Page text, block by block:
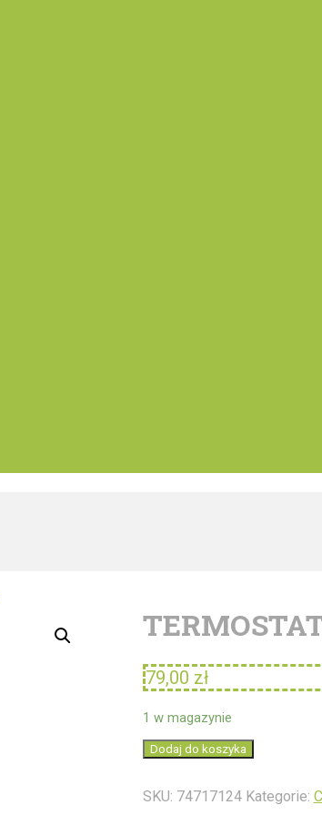
79,00 zł
1 w magazynie
ilość
TERMOSTAT
Dodaj do koszyka
SKU: 74717124 Kategorie: